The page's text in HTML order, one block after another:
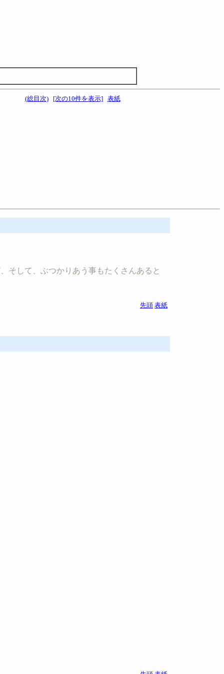
(総目次) [次の10件を表示] 表紙
そして、ぶつかりあう事もたくさんあると
先頭 表紙